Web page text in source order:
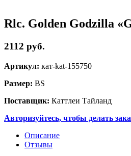
Rlc. Golden Godzilla
2112 руб.
Артикул: кат-kat-155750
Размер: BS
Поставщик: Каттлеи Тайланд
Авторизуйтесь, чтобы делать
Описание
Отзывы